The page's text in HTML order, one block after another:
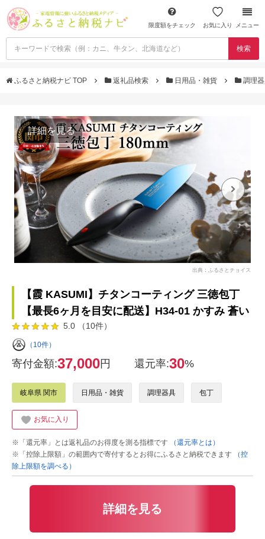
限度額をチェック お気に入り メニュー
検索
ふるさと納税ナビ TOP 返礼品検索 日用品・雑貨 調理
詳細を見る
出典：ふるさとチョイス
【霞 KASUMI】チタンコーティング 三徳包丁
【最長6ヶ月を目安に配送】H34-01 かすみ 蒼い
5.0 （10件）
（10件）
寄付金額:37,000円 還元率:30%
岐阜県 関市 日用品・雑貨 調理器具 包丁
お気に入り
※「還元率」とは返礼品のお得度を測る指標です
（還元率とは）
※「控除上限額」の範囲内で寄付するとお得にふるさと納税できます
（控
除上限額を調べる）
詳細を見る